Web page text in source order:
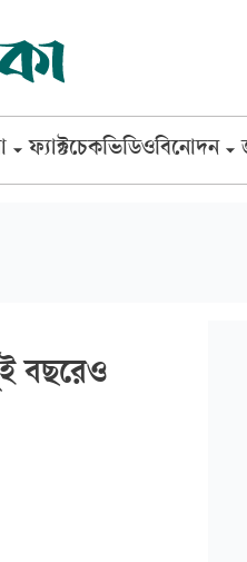
ফ্যাক্টচেকভিডিওবিনোদন
বছরেও